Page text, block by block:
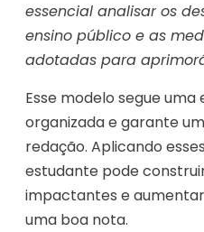
essencial analisar os
ensino público e as
adotadas para
Esse modelo segue
organizada e garante
redação. Aplicando
estudante pode
impactantes e
uma boa nota.